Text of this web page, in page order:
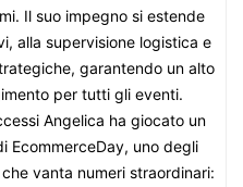
Il suo impegno si estende
alla supervisione logistica e
garantendo un alto
per tutti gli eventi.
Angelica ha giocato un
EcommerceDay, uno degli
vanta numeri straordinari: